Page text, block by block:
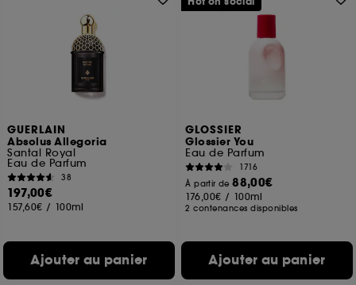
GUERLAIN
Absolus Allegoria
Santal Royal
Eau de Parfum
38
197,00€
157,60€ / 100ml
Ajouter au panier
GLOSSIER
Glossier You
Eau de Parfum
1716
À partir de88,00€
176,00€ / 100ml
2 contenances disponibles
Ajouter au panier